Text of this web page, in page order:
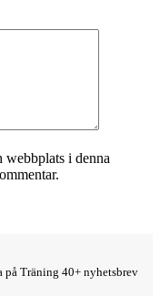
webbplats i denna
på Träning 40+ nyhetsbrev